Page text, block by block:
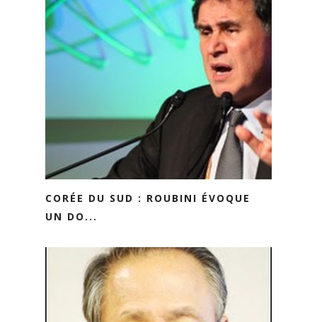
CORÉE DU SUD : ROUBINI ÉVOQUE
UN DO...